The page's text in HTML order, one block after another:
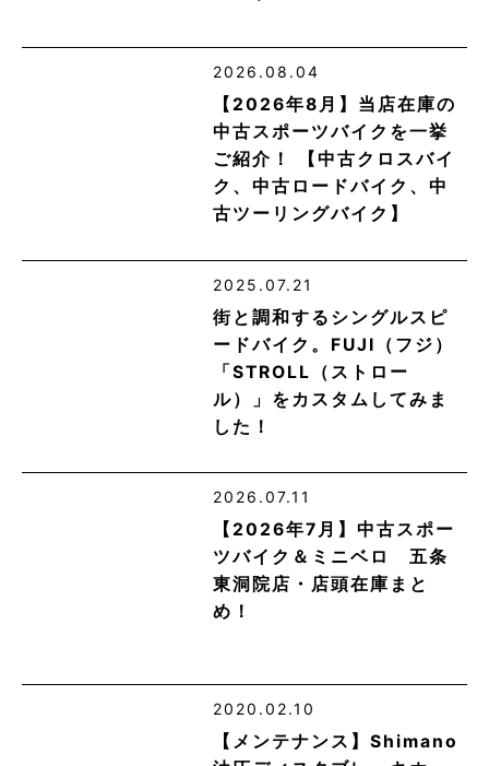
2026.08.04
【2026年8月】当店在庫の
中古スポーツバイクを一挙
ご紹介！ 【中古クロスバイ
ク、中古ロードバイク、中
古ツーリングバイク】
2025.07.21
街と調和するシングルスピ
ードバイク。FUJI（フジ）
「STROLL（ストロー
ル）」をカスタムしてみま
した！
2026.07.11
【2026年7月】中古スポー
ツバイク＆ミニベロ 五条
東洞院店・店頭在庫まと
め！
2020.02.10
【メンテナンス】Shimano